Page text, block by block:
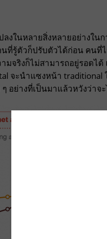
ในหลายสิ่งหลายอย่างใน
ที่รู้ตัวก็ปรับตัวได้ก่อน คนที่
มจริงก็ไม่สามารถอยู่รอดไ
จะนำแซงหน้า
อย่างที่เป็นมาแล้วหวังว่าจ